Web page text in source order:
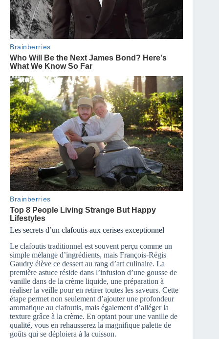
Les secrets d’un clafoutis aux cerises exceptionnel
Le clafoutis traditionnel est souvent perçu comme un
simple mélange d’ingrédients, mais François-Régis
Gaudry élève ce dessert au rang d’art culinaire. La
première astuce réside dans l’infusion d’une gousse de
vanille dans de la crème liquide, une préparation à
réaliser la veille pour en retirer toutes les saveurs. Cette
étape permet non seulement d’ajouter une profondeur
aromatique au clafoutis, mais également d’alléger la
texture grâce à la crème. En optant pour une vanille de
qualité, vous en rehausserez la magnifique palette de
goûts qui se déploiera à la cuisson.